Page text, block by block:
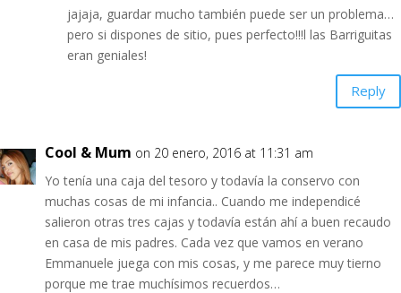
jajaja, guardar mucho también puede ser un problema…
pero si dispones de sitio, pues perfecto!!!l las Barriguitas
eran geniales!
Reply
Cool & Mum on 20 enero, 2016 at 11:31 am
Yo tenía una caja del tesoro y todavía la conservo con
muchas cosas de mi infancia.. Cuando me independicé
salieron otras tres cajas y todavía están ahí a buen recaudo
en casa de mis padres. Cada vez que vamos en verano
Emmanuele juega con mis cosas, y me parece muy tierno
porque me trae muchísimos recuerdos…